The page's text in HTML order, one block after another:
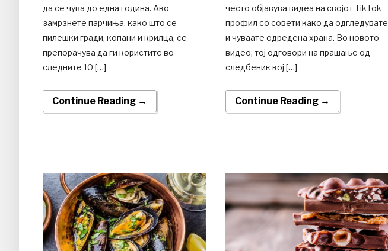
да се чува до една година. Ако
замрзнете парчиња, како што се
пилешки гради, копани и крилца, се
препорачува да ги користите во
следните 10 […]
Continue Reading →
често објавува видеа на својот TikTok
профил со совети како да одгледувате
и чуваате одредена храна. Во новото
видео, тој одговори на прашање од
следбеник кој […]
Continue Reading →